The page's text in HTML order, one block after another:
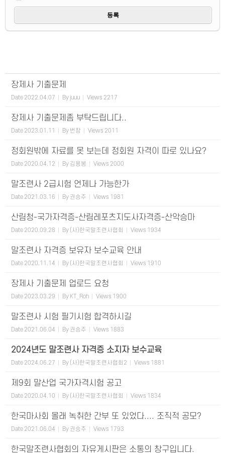
장제사 기출문제
Date 2022.04.07 By juuu Views 2217
장제사 기출문제좀 부탁드립니다..
Date 2023.01.11 By 번창 Views 2011
정회원밖에 자료를 못 보는데 정회원 자격이 따로 있나요?
Date 2020.04.12 By 김용봉 Views 2000
말조련사 2급시험 언제나 가능한가
Date 2021.03.16 By 권승주 Views 1981
산림청-국가자격증-산림레포츠지도사자격증-산악승마
Date 2020.09.28 By (사)한국말조련사협회 Views 1934
말조련사 자격증 보유자 보수교육 안내
Date 2020.11.14 By (사)한국말조련사협회 Views 1910
장제사 기출문제 업로드 요청
Date 2023.03.29 By KT_Roh Views 1900
말조련사 시험 필기시험 합격하시길
Date 2021.06.04 By 권승주 Views 1883
2024년도 말조련사 자격증 소지자 보수교육
Date 2024.06.27 By (사)한국말조련사협회2 Views 1881
제9회 말산업 국가자격시험 공고
Date 2020.04.10 By (사)한국말조련사협회 Views 1834
한국마사회 몰래 녹취한 간부 또 있었다.... 조직적 공모?
Date 2021.06.04 By 권승주 Views 1793
한국말조련사협회의 자유게시판은 소통의 창구입니다.